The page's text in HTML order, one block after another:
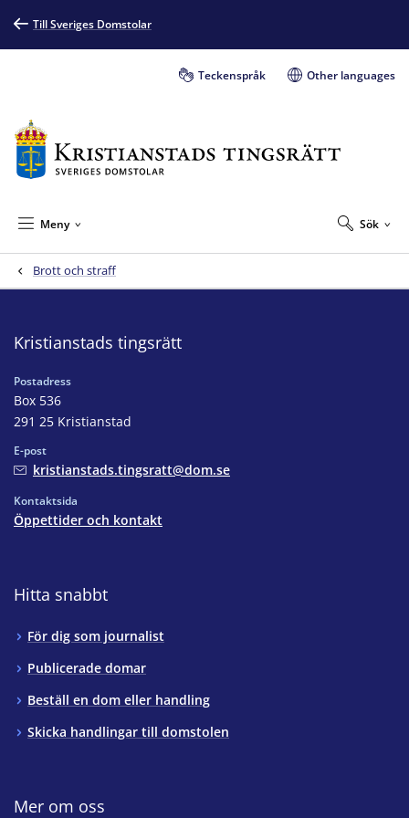
Till Sveriges Domstolar
Teckenspråk Other languages
Sök
Meny
Brott och straff
Kristianstads tingsrätt
Postadress
Box 536
291 25 Kristianstad
E-post
kristianstads.tingsratt@dom.se
Kontaktsida
Öppettider och kontakt
Hitta snabbt
För dig som journalist
Publicerade domar
Beställ en dom eller handling
Skicka handlingar till domstolen
Mer om oss